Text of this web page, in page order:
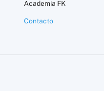
Academia FK
Contacto